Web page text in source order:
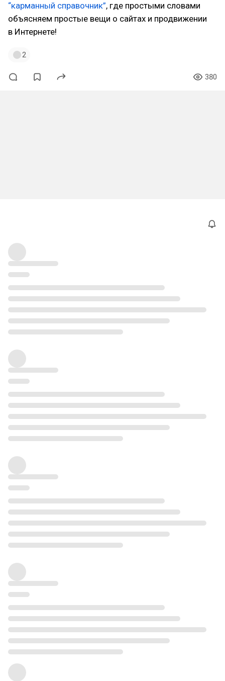
“карманный справочник”, где простыми словами
объясняем простые вещи о сайтах и продвижении
в Интернете!
2
380